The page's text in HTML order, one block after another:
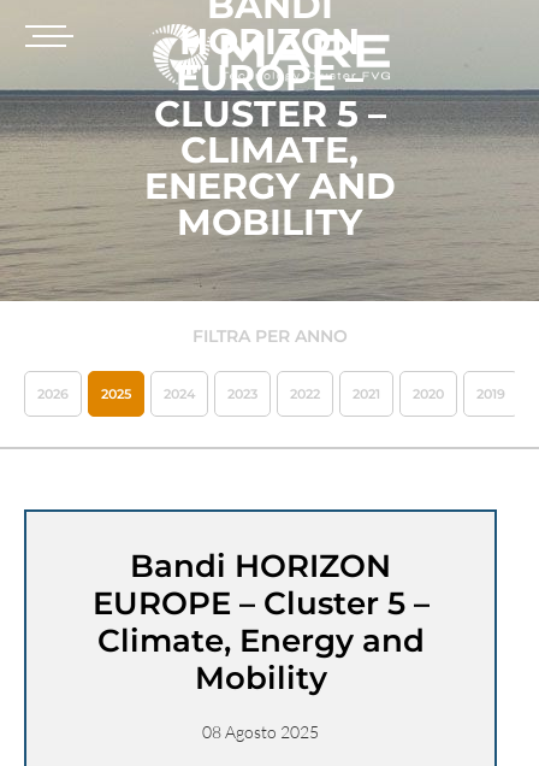
HORIZON
EUROPE –
CLUSTER 5 –
CLIMATE,
ENERGY AND
MOBILITY
FILTRA PER ANNO
2026 2025 2024 2023 2022 2021 2020 2019
Bandi HORIZON
EUROPE – Cluster 5 –
Climate, Energy and
Mobility
08 Agosto 2025